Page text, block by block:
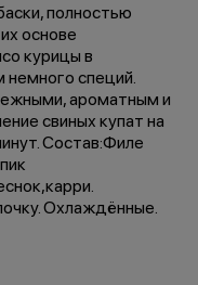
полностью
основе
курицы в
специй.
ароматным и
свиных купат на
Состав:Филе
Охлаждённые.